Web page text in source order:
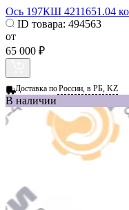
Ось 197КШ 4211651.04
ID товара: 494563
от
65 000 ₽
Доставка поРоссии, в РБ, KZ
В наличии